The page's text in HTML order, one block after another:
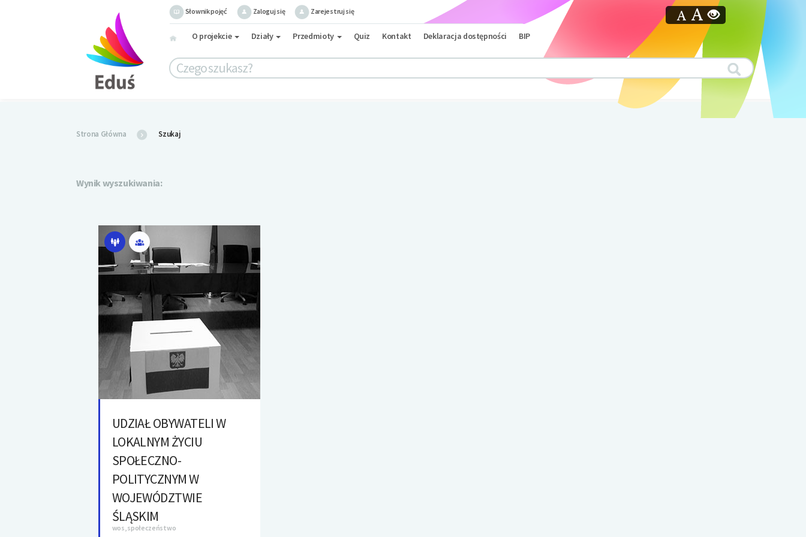
Słownik pojęć Zaloguj się Zarejestruj się
O projekcie Działy Przedmioty Quiz Kontakt Deklaracja dostępności BIP
Strona Główna Szukaj
Wynik wyszukiwania:
UDZIAŁ OBYWATELI W
LOKALNYM ŻYCIU
SPOŁECZNO-
POLITYCZNYM W
WOJEWÓDZTWIE
ŚLĄSKIM
wos, społeczeństwo